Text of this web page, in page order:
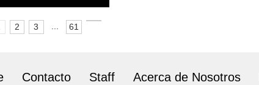
2 3 61
Contacto Staff Acerca de Nosotros